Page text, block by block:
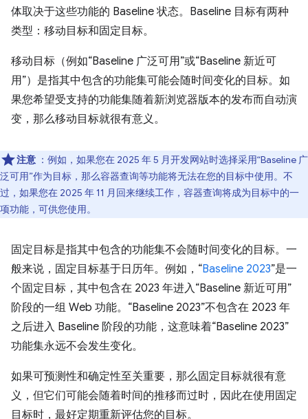
体取决于这些功能的 Baseline 状态。Baseline 目标有两种
类型：移动目标和固定目标。
移动目标（例如“Baseline 广泛可用”或“Baseline 新近可
用”）是指其中包含的功能集可能会随时间变化的目标。如
果您希望受支持的功能集随着新浏览器版本的发布而自动演
变，那么移动目标就很有意义。
注意 ：例如，如果您在 2025 年 5 月开发网站时选择采用“Baseline 广
泛可用”作为目标，那么容器查询等功能将无法在您的目标中使用。不
过，如果您在 2025 年 11 月回来继续工作，容器查询将成为目标中的一
项功能，可供您使用。
固定目标是指其中包含的功能集不会随时间变化的目标。一
般来说，固定目标基于日历年。例如，“Baseline 2023”是一
个固定目标，其中包含在 2023 年进入“Baseline 新近可用”
阶段的一组 Web 功能。“Baseline 2023”不包含在 2023 年
之后进入 Baseline 阶段的功能，这意味着“Baseline 2023”
功能集永远不会发生变化。
如果可预测性和确定性至关重要，那么固定目标就很有意
义，但它们可能会随着时间的推移而过时，因此在使用固定
目标时，最好定期重新评估您的目标。